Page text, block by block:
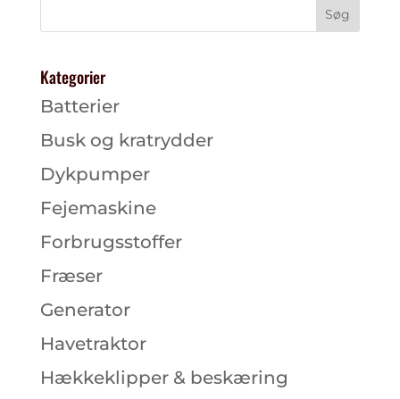
Kategorier
Batterier
Busk og kratrydder
Dykpumper
Fejemaskine
Forbrugsstoffer
Fræser
Generator
Havetraktor
Hækkeklipper & beskæring